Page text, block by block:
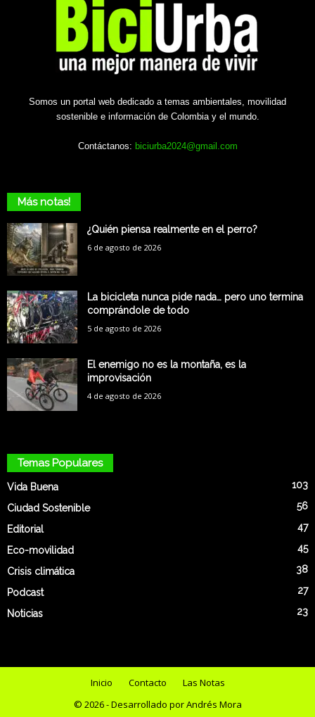
Somos un portal web dedicado a temas ambientales, movilidad
sostenible e información de Colombia y el mundo.
Contáctanos: biciurba2024@gmail.com
Más notas!
¿Quién piensa realmente en el perro?
6 de agosto de 2026
La bicicleta nunca pide nada… pero uno termina
comprándole de todo
5 de agosto de 2026
El enemigo no es la montaña, es la
improvisación
4 de agosto de 2026
Temas Populares
Vida Buena 103
Ciudad Sostenible 56
Editorial 47
Eco-movilidad 45
Crisis climática 38
Podcast 27
Noticias 23
Inicio Contacto
Las Notas
© 2026 - Desarrollado por Andrés Mora